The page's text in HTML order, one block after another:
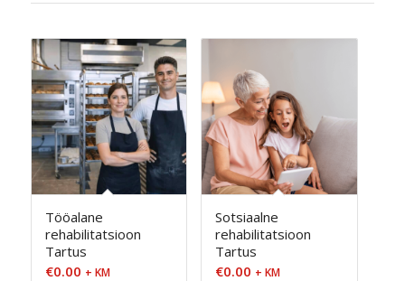
Tööalane
rehabilitatsioon
Tartus
€0.00 + KM
Sotsiaalne
rehabilitatsioon
Tartus
€0.00 + KM